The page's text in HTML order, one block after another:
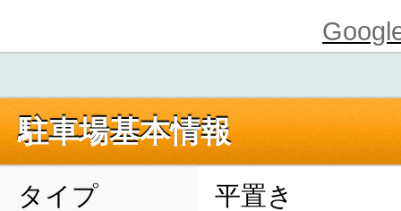
駐車場基本情報
タイプ 平置き